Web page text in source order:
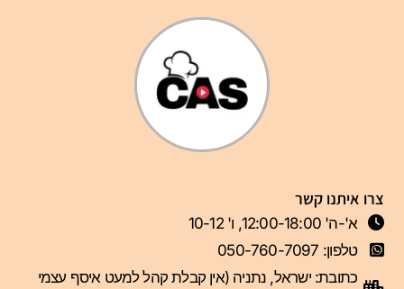
צרו איתנו קשר
א'-ה' 12:00-18:00, ו' 10-12
טלפון: 050-760-7097
כתובת: ישראל, נתניה (אין קבלת קהל למעט איסף עצמי